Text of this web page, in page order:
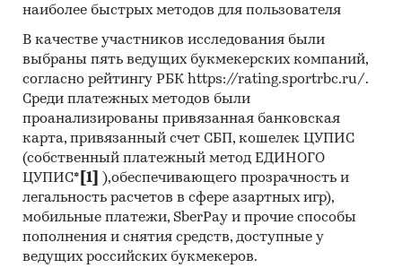
наиболее быстрых методов для пользователя
В качестве участников исследования были
выбраны пять ведущих букмекерских компаний,
согласно рейтингу РБК https://rating.sportrbc.ru/.
Среди платежных методов были
проанализированы привязанная банковская
карта, привязанный счет СБП, кошелек ЦУПИС
(собственный платежный метод ЕДИНОГО
ЦУПИС* [1]
),обеспечивающего прозрачность и
легальность расчетов в сфере азартных игр),
мобильные платежи, SberPay и прочие способы
пополнения и снятия средств, доступные у
ведущих российских букмекеров.